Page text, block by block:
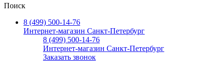
Поиск
8 (499) 500-14-76
Интернет-магазин Санкт-Петербург
8 (499) 500-14-76
Интернет-магазин Санкт-Петербург
Заказать звонок